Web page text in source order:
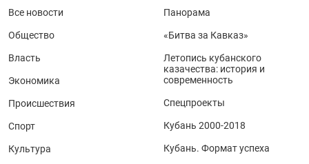
Все новости
Общество
Власть
Экономика
Происшествия
Спорт
Культура
Панорама
«Битва за Кавказ»
Летопись кубанского
казачества: история и
современность
Спецпроекты
Кубань 2000-2018
Кубань. Формат успеха